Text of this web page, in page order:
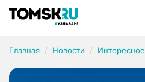
Главная Новости Интересное